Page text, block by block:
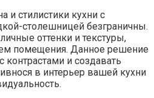
и стилистики кухни с
столешницей безграничны.
оттенки и текстуры,
помещения. Данное решение
контрастами и создавать
в интерьер вашей кухни